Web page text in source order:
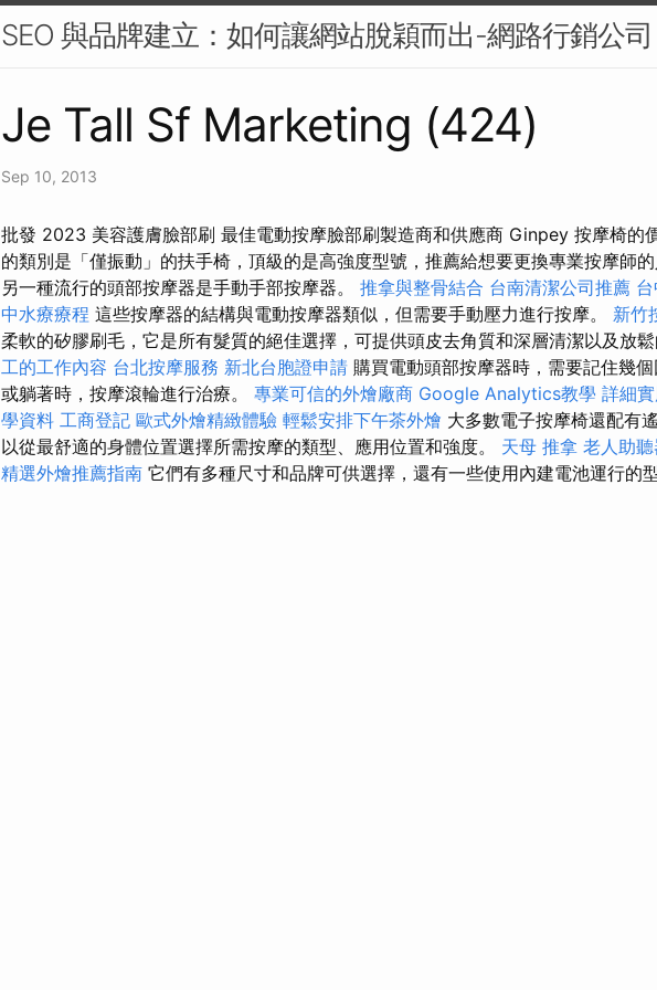
SEO 與品牌建立：如何讓網站脫穎而出-網路行銷公司
Je Tall Sf Marketing (424)
Sep 10, 2013
批發 2023 美容護膚臉部刷 最佳電動按摩臉部刷製造商和供應商 Ginpey 按摩椅的
的類別是「僅振動」的扶手椅，頂級的是高強度型號，推薦給想要更換專業按摩師的
另一種流行的頭部按摩器是手動手部按摩器。 推拿與整骨結合 台南清潔公司推薦
中水療療程 這些按摩器的結構與電動按摩器類似，但需要手動壓力進行按摩。 新竹
柔軟的矽膠刷毛，它是所有髮質的絕佳選擇，可提供頭皮去角質和深層清潔以及放鬆
工的工作內容 台北按摩服務 新北台胞證申請 購買電動頭部按摩器時，需要記住幾
或躺著時，按摩滾輪進行治療。 專業可信的外燴廠商 Google Analytics教學 詳細
學資料 工商登記 歐式外燴精緻體驗 輕鬆安排下午茶外燴 大多數電子按摩椅還配有
以從最舒適的身體位置選擇所需按摩的類型、應用位置和強度。 天母 推拿 老人助
精選外燴推薦指南 它們有多種尺寸和品牌可供選擇，還有一些使用內建電池運行的型